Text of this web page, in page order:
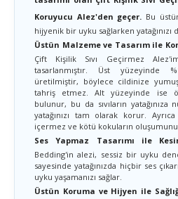
Koruyucu Alez'den geçer. Bu
hijyenik bir uyku sağlarken yatağınızı
Üstün Malzeme ve Tasarım ile
Çift Kişilik Sıvı Geçirmez
tasarlanmıştır. Üst yüzeyinde
üretilmiştir, böylece cildinize
tahriş etmez. Alt yüzeyinde ise
bulunur, bu da sıvıların
yatağınızı tam olarak korur.
içermez ve kötü kokuların
Ses Yapmaz Tasarımı ile
Bedding'in alezi, sessiz bir uyku
sayesinde yatağınızda hiçbir ses
uyku yaşamanızı sağlar.
Üstün Koruma ve Hijyen ile